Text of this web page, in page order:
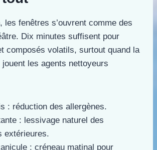
les fenêtres s’ouvrent comme des
Dix minutes suffisent pour
composés volatils, surtout quand la
jouent les agents nettoyeurs
: réduction des allergènes.
: lessivage naturel des
extérieures.
: créneau matinal pour